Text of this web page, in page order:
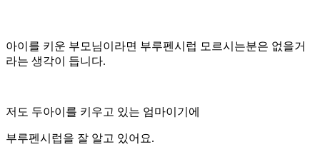
아이를 키운 부모님이라면 부루펜시럽 모르시는분은 없을거
라는 생각이 듭니다.
저도 두아이를 키우고 있는 엄마이기에
부루펜시럽을 잘 알고 있어요.